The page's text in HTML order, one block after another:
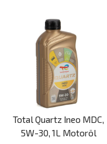
Total Quartz Ineo MDC,
5W-30, 1L Motoröl